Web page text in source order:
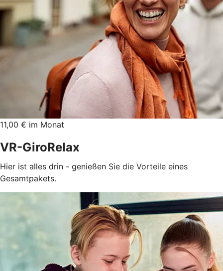
11,00 € im Monat
VR-GiroRelax
Hier ist alles drin - genießen Sie die Vorteile eines
Gesamtpakets.